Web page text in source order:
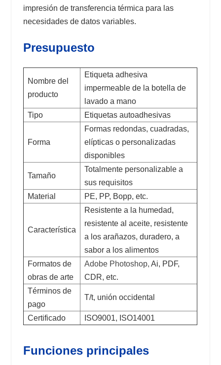
impresión de transferencia térmica para las
necesidades de datos variables.
Presupuesto
Nombre del
producto
Etiqueta adhesiva
impermeable de la botella de
lavado a mano
Tipo
Etiquetas autoadhesivas
Forma
Formas redondas, cuadradas,
elípticas o personalizadas
disponibles
Tamaño
Totalmente personalizable a
sus requisitos
Material
PE, PP, Bopp, etc.
Característica
Resistente a la humedad,
resistente al aceite, resistente
a los arañazos, duradero, a
sabor a los alimentos
Formatos de
obras de arte
Adobe Photoshop,Ai, PDF,
CDR, etc.
Términos de
pago
T/t, unión occidental
Certificado ISO9001, ISO14001
Funciones principales